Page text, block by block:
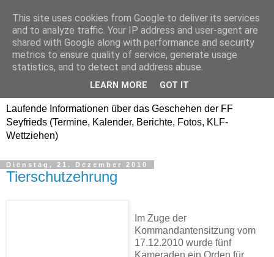
Freiwillige Feuerwehr
SEYFRIEDS
www.ffseyfrieds.at
Laufende Informationen über das Geschehen der FF
Seyfrieds (Termine, Kalender, Berichte, Fotos, KLF-
Wettziehen)
Dienstag, 21. Dezember 2010
Tierschutzehrung
Im Zuge der
Kommandantensitzung vom
17.12.2010 wurde fünf
Kameraden ein Orden für
This site uses cookies from Google to deliver its services
and to analyze traffic. Your IP address and user-agent are
shared with Google along with performance and security
metrics to ensure quality of service, generate usage
statistics, and to detect and address abuse.
LEARN MORE GOT IT